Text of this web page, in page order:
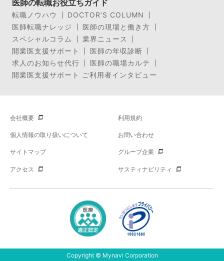
医師の転職お役立ちガイド
転職ノウハウ
DOCTOR’S COLUMN
医師転職ナレッジ
医師の現場と働き方
スペシャルコラム
業界ニュース
開業医支援サポート
医師の年収診断
求人のお知らせ代行
医師の職場カルテ
開業医支援サポート ご利用者インタビュー
会社概要 利用規約
個人情報の取り扱いについて お問い合わせ
サイトマップ グループ企業
アクセス サスティナビリティ
Copyright © Mynavi Corporation